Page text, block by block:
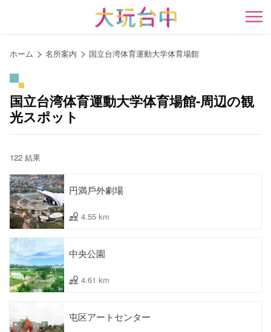
開
ホーム 名所案内 国立台湾体育運動大学体育場館
国立台湾体育運動大学体育場館-周辺の観
光スポット
122 結果
円満戶外劇場
4.55 km
中央公園
4.61 km
屯区アートセンター